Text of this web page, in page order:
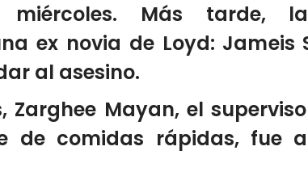
Más tarde,
ex novia de Loyd:
al asesino.
Zarghee Mayan, el
de comidas rápidas, fue